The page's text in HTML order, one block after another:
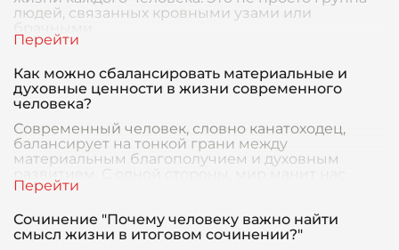
людей, связанных кровными узами или
брачными
Как можно сбалансировать материальные и
духовные ценности в жизни современного
человека?
Современный человек, словно канатоходец,
балансирует на тонкой грани между
материальным благополучием и духовным
развитием. С одной стороны, мир манит нас
яркими огнями потребитель
Сочинение "Почему человеку важно найти
смысл жизни в итоговом сочинении?"